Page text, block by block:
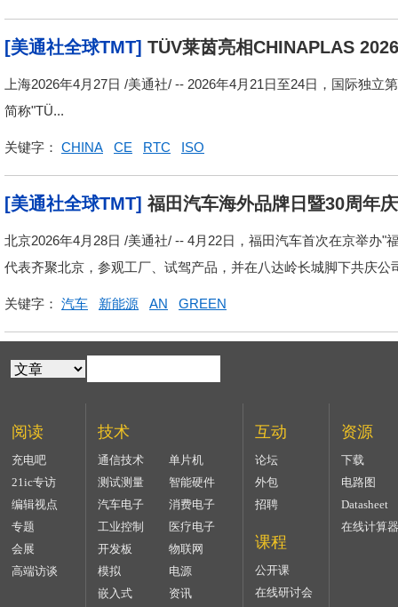
[美通社全球TMT] TÜV莱茵亮相CHINAPLAS
规模化应用
上海2026年4月27日 /美通社/ -- 2026年4月21日至24日，国际独
简称"TÜ...
关键字： CHINA CE RTC ISO
[美通社全球TMT] 福田汽车海外品牌日暨30周年
北京2026年4月28日 /美通社/ -- 4月22日，福田汽车首次在京举办
代表齐聚北京，参观工厂、试驾产品，并在八达岭长城脚下共庆公
关键字： 汽车 新能源 AN GREEN
阅读
充电吧
21ic专访
编辑视点
专题
会展
高端访谈
技术
通信技术
单片机
测试测量
智能硬件
汽车电子
消费电子
工业控制
医疗电子
开发板
物联网
模拟
电源
嵌入式
资讯
互动
论坛
外包
招聘
课程
公开课
在线研讨会
资源
下载
电路图
Datasheet
在线计算器